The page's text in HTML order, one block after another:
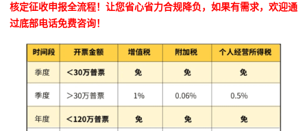
核定征收申报全流程！让您省心省力合规降负，如果有需求，欢迎通
过底部电话免费咨询！